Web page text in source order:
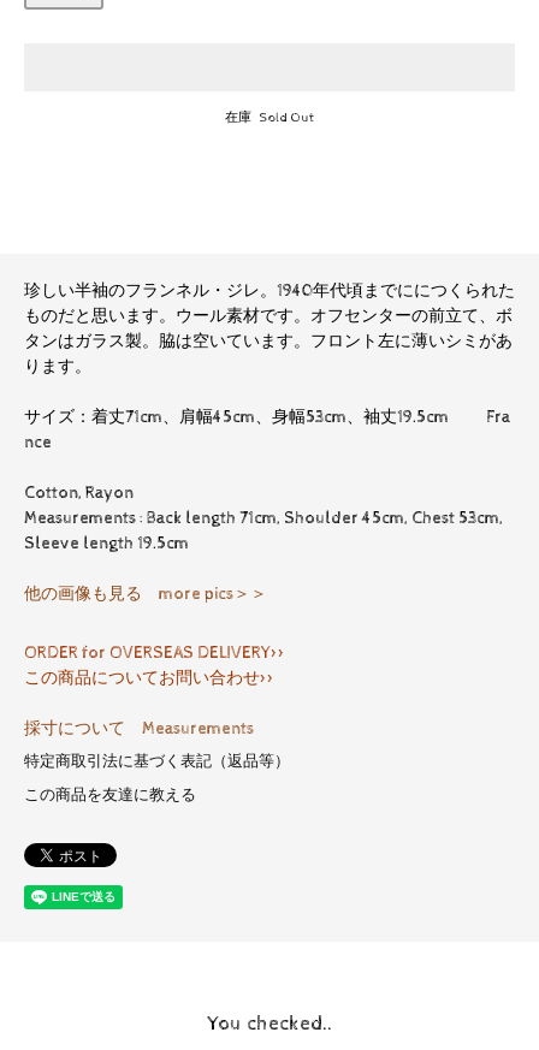
在庫 Sold Out
珍しい半袖のフランネル・ジレ。1940年代頃までににつくられた
ものだと思います。ウール素材です。オフセンターの前立て、ボ
タンはガラス製。脇は空いています。フロント左に薄いシミがあ
ります。
サイズ：着丈71cm、肩幅45cm、身幅53cm、袖丈19.5cm Fra
nce
Cotton, Rayon
Measurements : Back length 71cm, Shoulder 45cm, Chest 53cm,
Sleeve length 19.5cm
他の画像も見る more pics＞＞
ORDER for OVERSEAS DELIVERY>>
この商品についてお問い合わせ>>
採寸について Measurements
特定商取引法に基づく表記（返品等）
この商品を友達に教える
You checked..